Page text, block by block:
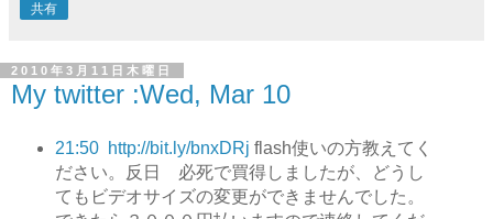
共有
2010年3月11日木曜日
My twitter :Wed, Mar 10
21:50 http://bit.ly/bnxDRj flash使いの方教えてく
ださい。反日 必死で買得しましたが、どうし
てもビデオサイズの変更ができませんでした。